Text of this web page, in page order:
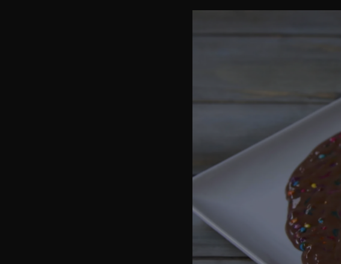
Preparazione
PER L’IMPASTO DELLA
ZUCCHERO, IL BURRO,
VERSIAMO L’IMPASTO
L’IMPASTO, INFORNIAMO
MONTIAMO LA PANNA E
METTIAMO IN
MESCOLIAMO CON UNA
TORTA
FACCIAMO SCIOGLIERE
CIOTOLA E LASCIAMOLA
STENDIAMO METÀ DELLA
CREMA E L’ULTIMO
STRETTA. PRENDIAMO LA